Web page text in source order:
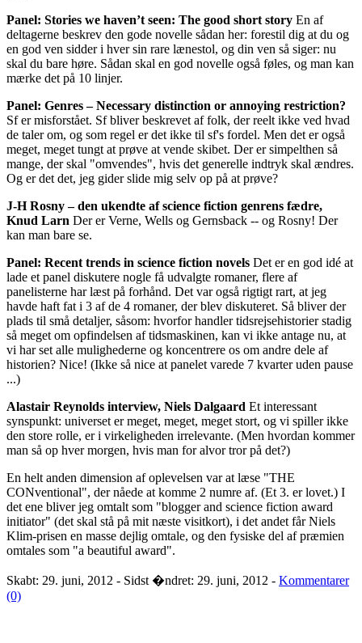
Panel: Stories we haven’t seen: The good short story En af
deltagerne beskrev den gode novelle sådan her: forestil dig at du og
en god ven sidder i hver sin rare lænestol, og din ven så siger: nu
skal du bare høre. Sådan skal en god novelle også føles, og man kan
mærke det på 10 linjer.
Panel: Genres – Necessary distinction or annoying restriction?
Sf er misforstået. Sf bliver beskrevet af folk, der reelt ikke ved hvad
de taler om, og som regel er det ikke til sf's fordel. Men det er også
meget, meget tungt at prøve at vende skibet. Der er simpelthen så
mange, der skal "omvendes", hvis det generelle indtryk skal ændres.
Og er det det, jeg gider slide mig selv op på at prøve?
J-H Rosny – den ukendte af science fiction genrens fædre,
Knud Larn Der er Verne, Wells og Gernsback -- og Rosny! Der
kan man bare se.
Panel: Recent trends in science fiction novels Det er en god idé at
lade et panel diskutere nogle få udvalgte romaner, flere af
panelisterne har læst på forhånd. Det var også rigtigt rart, at jeg
havde haft fat i 3 af de 4 romaner, der blev diskuteret. Så bliver der
plads til små detaljer, såsom: hvorfor handler tidsrejsehistorier stadig
så meget om opfindelsen af tidsmaskinen, kan vi ikke antage nu, at
vi har set alle mulighederne og koncentrere os om andre dele af
historien? Nice! (Ikke så nice at panelet varede 7 kvarter uden pause
...)
Alastair Reynolds interview, Niels Dalgaard Et interessant
synspunkt: universet er meget, meget, meget stort, og vi spiller ikke
den store rolle, er i virkeligheden irrelevante. (Men hvordan kommer
man så op hver morgen, hvis man for alvor tror på det?)
En helt anden dimension af oplevelsen var at læse "THE
CONventional", der nåede at komme 2 numre af. (Et 3. er lovet.) I
det ene bliver jeg omtalt som "blogger and science fiction award
initiator" (det skal stå på mit næste visitkort), i det andet får Niels
Klim-prisen en masse dejlig omtale, og den fysiske del af præmien
omtales som "a beautiful award".
Skabt: 29. juni, 2012 - Sidst �ndret: 29. juni, 2012 - Kommentarer
(0)